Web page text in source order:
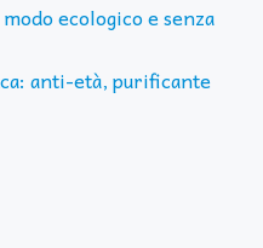
ecologico e senza
anti-età, purificante